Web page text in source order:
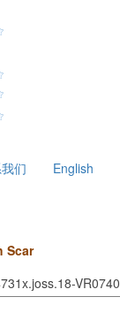
们 English
Scar
VR0740